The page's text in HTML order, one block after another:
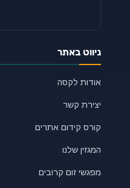
ניווט באתר
אודות לקסה
יצירת קשר
קורס קידום אתרים
המגזין שלנו
מפגשי זום קרובים